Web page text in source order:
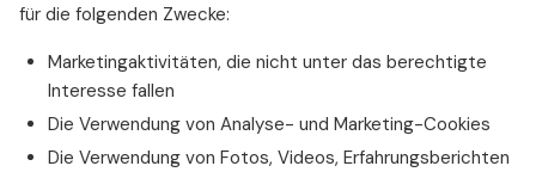
für die folgenden Zwecke:
Marketingaktivitäten, die nicht unter das berechtigte
Interesse fallen
Die Verwendung von Analyse- und Marketing-Cookies
Die Verwendung von Fotos, Videos, Erfahrungsberichten